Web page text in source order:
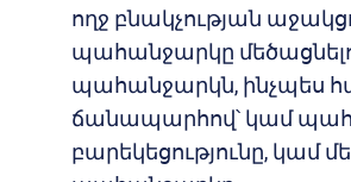
ողջ բնակչության
պահանջարկը
պահանջարկն, ինչպես
ճանապարհով՝ կամ
բարեկեցությունը, կամ